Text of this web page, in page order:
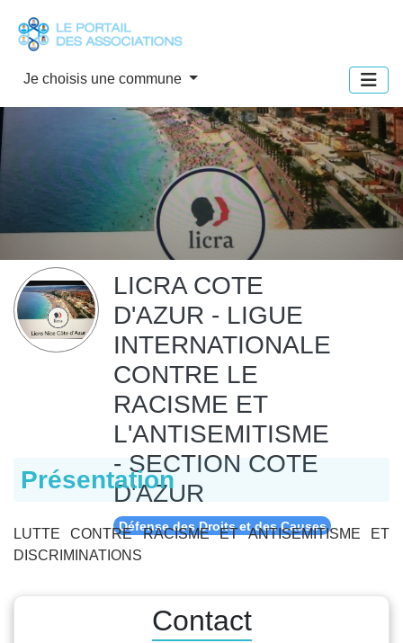
Je choisis une commune
LICRA COTE
D'AZUR - LIGUE
INTERNATIONALE
CONTRE LE
RACISME ET
L'ANTISEMITISME
- SECTION COTE
D'AZUR
Défense des Droits et des Causes
Présentation
LUTTE CONTRE RACISME ET ANTISEMITISME ET
DISCRIMINATIONS
Contact